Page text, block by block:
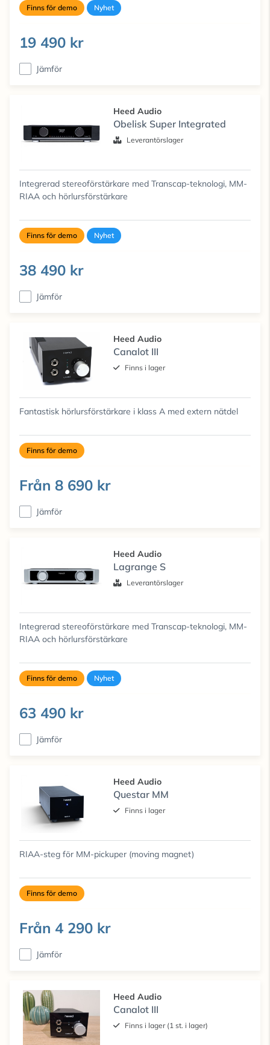
Finns för demo Nyhet
19 490 kr
Jämför
Heed Audio
Obelisk Super Integrated
Leverantörslager
Integrerad stereoförstärkare med Transcap-teknologi, MM-
RIAA och hörlursförstärkare
Finns för demo Nyhet
38 490 kr
Jämför
Heed Audio
Canalot III
Finns i lager
Fantastisk hörlursförstärkare i klass A med extern nätdel
Finns för demo
Från 8 690 kr
Jämför
Heed Audio
Lagrange S
Leverantörslager
Integrerad stereoförstärkare med Transcap-teknologi, MM-
RIAA och hörlursförstärkare
Finns för demo Nyhet
63 490 kr
Jämför
Heed Audio
Questar MM
Finns i lager
RIAA-steg för MM-pickuper (moving magnet)
Finns för demo
Från 4 290 kr
Jämför
Heed Audio
Canalot III
Finns i lager (1 st. i lager)